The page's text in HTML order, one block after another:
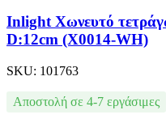
Inlight Χωνευτό
D:12cm (Χ0014-WH)
SKU: 101763
Αποστολή σε 4-7 εργάσιμες